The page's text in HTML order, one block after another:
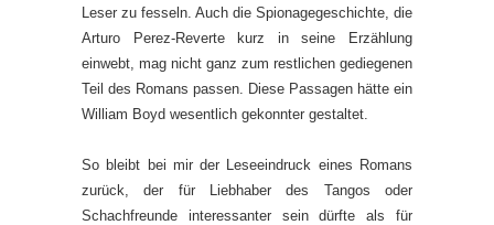
Leser zu fesseln. Auch die Spionagegeschichte, die
Arturo Perez-Reverte kurz in seine Erzählung
einwebt, mag nicht ganz zum restlichen gediegenen
Teil des Romans passen. Diese Passagen hätte ein
William Boyd wesentlich gekonnter gestaltet.
So bleibt bei mir der Leseeindruck eines Romans
zurück, der für Liebhaber des Tangos oder
Schachfreunde interessanter sein dürfte als für